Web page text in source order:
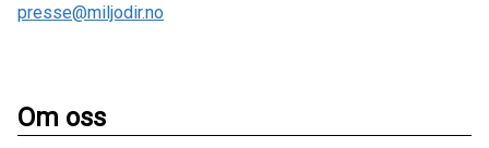
presse@miljodir.no
Om oss